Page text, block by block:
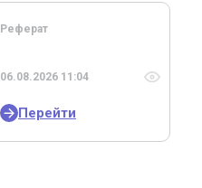
Реферат
06.08.2026 11:04
Перейти